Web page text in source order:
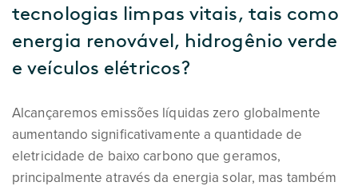
tecnologias limpas vitais, tais como
energia renovável, hidrogênio verde
e veículos elétricos?
Alcançaremos emissões líquidas zero globalmente
aumentando significativamente a quantidade de
eletricidade de baixo carbono que geramos,
principalmente através da energia solar, mas também